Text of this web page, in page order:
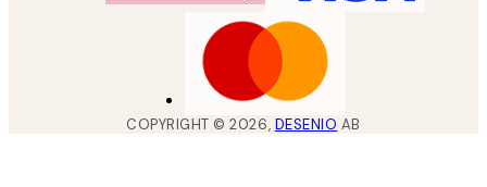
COPYRIGHT ©2026, DESENIO AB